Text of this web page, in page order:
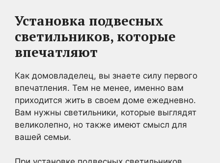
Установка подвесных
светильников, которые
впечатляют
Как домовладелец, вы знаете силу первого
впечатления. Тем не менее, именно вам
приходится жить в своем доме ежедневно.
Вам нужны светильники, которые выглядят
великолепно, но также имеют смысл для
вашей семьи.